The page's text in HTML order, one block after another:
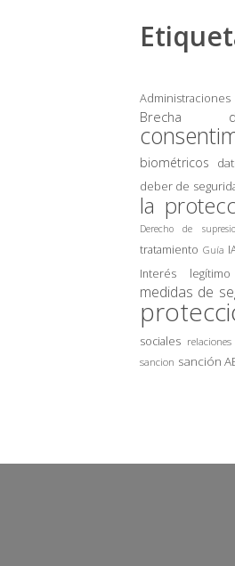
Brecha
biométricos
deber de
la
Derecho de
tratamiento Guía
Interés legítimo
medidas de
sociales
sancion sanción